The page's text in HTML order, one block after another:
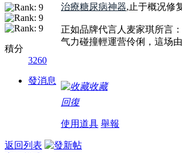
積分
3260
發消息
治療糖尿病神器,止于概况修
正如品牌代言人麦家琪所言
气力碰撞輕運营伶俐，這场
收藏
回復
使用道具 舉報
返回列表